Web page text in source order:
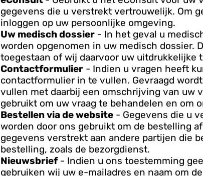
gegevens die u verstrekt vertrouwelijk. Om
inloggen op uw persoonlijke omgeving.
Uw medisch dossier - In het geval u
worden opgenomen in uw medisch dossier.
toegestaan of wij daarvoor uw uitdrukkelijke
Contactformulier - Indien u vragen heeft
contactformulier in te vullen. Gevraagd
vullen met daarbij een omschrijving van uw
gebruikt om uw vraag te behandelen en om
Bestellen via de website - Gegevens die u
worden door ons gebruikt om de bestelling
gegevens verstrekt aan andere partijen die
bestelling, zoals de bezorgdienst.
Nieuwsbrief- Indien u ons toestemming
gebruiken wij uw e-mailadres en naam om